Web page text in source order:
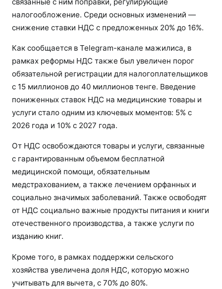
налогообложение. Среди основных изменений —
снижение ставки НДС с предложенных 20% до 16%.
Как сообщается в Telegram-канале мажилиса, в
рамках реформы НДС также был увеличен порог
обязательной регистрации для налогоплательщиков
с 15 миллионов до 40 миллионов тенге. Введение
пониженных ставок НДС на медицинские товары и
услуги стало одним из ключевых моментов: 5% с
2026 года и 10% с 2027 года.
От НДС освобождаются товары и услуги, связанные
с гарантированным объемом бесплатной
медицинской помощи, обязательным
медстрахованием, а также лечением орфанных и
социально значимых заболеваний. Также освободят
от НДС социально важные продукты питания и книги
отечественного производства, а также услуги по
изданию книг.
Кроме того, в рамках поддержки сельского
хозяйства увеличена доля НДС, которую можно
учитывать для вычета, с 70% до 80%.